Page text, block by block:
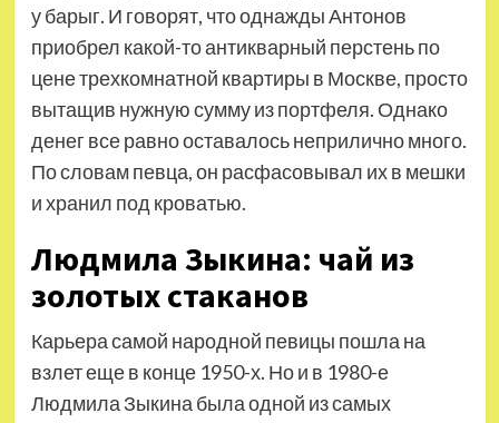
у барыг. И говорят, что однажды Антонов
приобрел какой-то антикварный перстень по
цене трехкомнатной квартиры в Москве, просто
вытащив нужную сумму из портфеля. Однако
денег все равно оставалось неприлично много.
По словам певца, он расфасовывал их в мешки
и хранил под кроватью.
Людмила Зыкина: чай из
золотых стаканов
Карьера самой народной певицы пошла на
взлет еще в конце 1950-х. Но и в 1980-е
Людмила Зыкина была одной из самых